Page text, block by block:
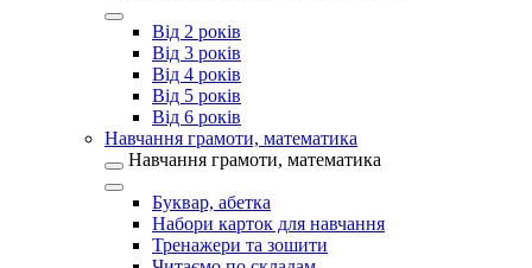
Від 2 років
Від 3 років
Від 4 років
Від 5 років
Від 6 років
Навчання грамоти, математика
Навчання грамоти, математика
Буквар, абетка
Набори карток для навчання
Тренажери та зошити